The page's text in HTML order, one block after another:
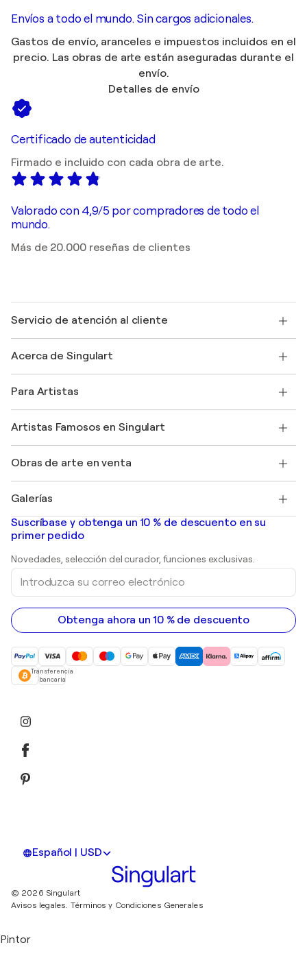
Envíos a todo el mundo. Sin cargos adicionales.
Gastos de envío, aranceles e impuestos incluidos en el
precio. Las obras de arte están aseguradas durante el
envío.
Detalles de envío
Certificado de autenticidad
Firmado e incluido con cada obra de arte.
Valorado con 4,9/5 por compradores de todo el
mundo.
Más de 20.000 reseñas de clientes
Servicio de atención al cliente
Envío
Ofrecer una tarjeta regalo
Unirse a nuestro programa comercial
Mi cuenta
Protección al comprador
+34 911 23 97 81
Acerca de Singulart
faq
Revista Singulart
Empleos
Descubre arte original seleccionado
Para Artistas
Inicie sesión como Artista
Artistas Famosos en Singulart
Marc Chagall
Banksy
Mr. Brainwash
Shepard Fairey
Obras de arte en venta
Pinturas abstractas en venta
pinturas de paisajes
Huellas dactilares
pinturas acrílicas
Galerías
Galerías de arte en España
Suscríbase y obtenga un 10 % de descuento en su
primer pedido
Novedades, selección del curador, funciones exclusivas.
Introduzca
correo
electrónico
Obtenga ahora un 10 % de descuento
Transferencia
bancaria
Español | USD
© 2026 Singulart
Avisos legales. Términos y Condiciones Generales
Pintor